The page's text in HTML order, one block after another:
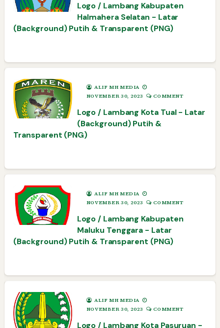
Logo / Lambang Kabupaten
Halmahera Selatan - Latar
(Background) Putih & Transparent (PNG)
ALIF MH MEDIA
NOVEMBER 30, 2023
COMMENT
Logo / Lambang Kota Tual - Latar
(Background) Putih &
Transparent (PNG)
ALIF MH MEDIA
NOVEMBER 30, 2023
COMMENT
Logo / Lambang Kabupaten
Maluku Tenggara - Latar
(Background) Putih & Transparent (PNG)
ALIF MH MEDIA
NOVEMBER 30, 2023
COMMENT
Logo / Lambang Kota Pasuruan -